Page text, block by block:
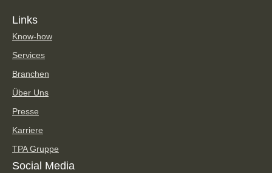
Links
Know-how
Services
Branchen
Über Uns
Presse
Karriere
TPA Gruppe
Social Media